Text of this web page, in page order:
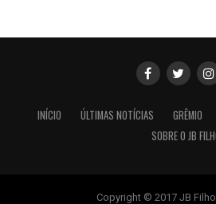
INÍCIO ÚLTIMAS NOTÍCIAS GRÊMIO
SOBRE O JB
Copyright © 2017 JB